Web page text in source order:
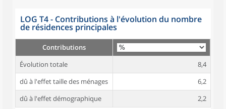
LOG T4 - Contributions à l'évolution du nombre
de résidences principales
Contributions
Évolution totale
8,4
dû à l'effet taille des ménages
6,2
dû à l'effet démographique
2,2